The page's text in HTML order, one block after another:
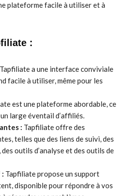
plateforme facile à utiliser et à
:
Tapfiliate a une interface conviviale
facile à utiliser, même pour les
est une plateforme abordable, ce
large éventail d’affiliés.
: Tapfiliate offre des
telles que des liens de suivi, des
outils d’analyse et des outils de
Tapfiliate propose un support
disponible pour répondre à vos